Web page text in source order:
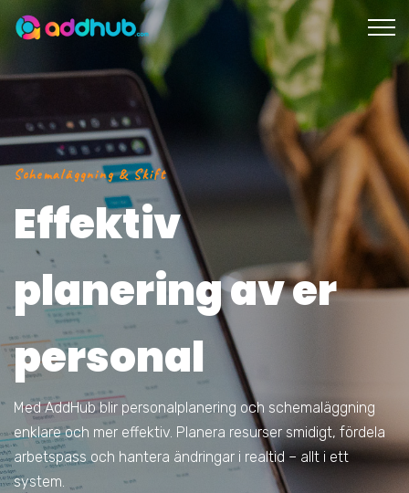
Schemaläggning & Skift
Effektiv
planering av er
personal
Med AddHub blir personalplanering och schemaläggning
enklare och mer effektiv. Planera resurser smidigt, fördela
arbetspass och hantera ändringar i realtid – allt i ett
system.